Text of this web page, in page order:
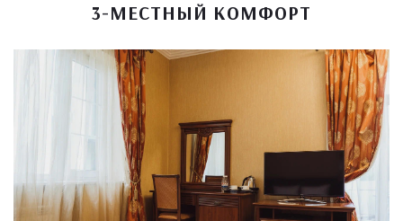
3-МЕСТНЫЙ КОМФОРТ